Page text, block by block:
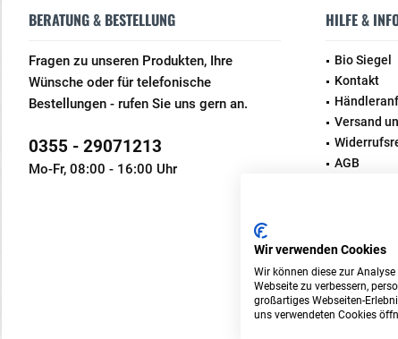
BERATUNG & BESTELLUNG
Fragen zu unseren Produkten, Ihre
Wünsche oder für telefonische
Bestellungen - rufen Sie uns gern an.
0355 - 29071213
Mo-Fr, 08:00 - 16:00 Uhr
HILFE &
Bio Siegel
Kontakt
Versand
AGB
* Alle Preise inkl.
Wir verwenden Cookies
Wir können diese zur
Webseite zu verbessern,
großartiges Webseiten-
uns verwendeten Cookies